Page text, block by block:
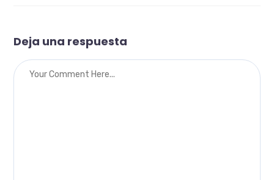
Deja una respuesta